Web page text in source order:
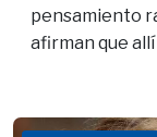
pensamiento
afirman que